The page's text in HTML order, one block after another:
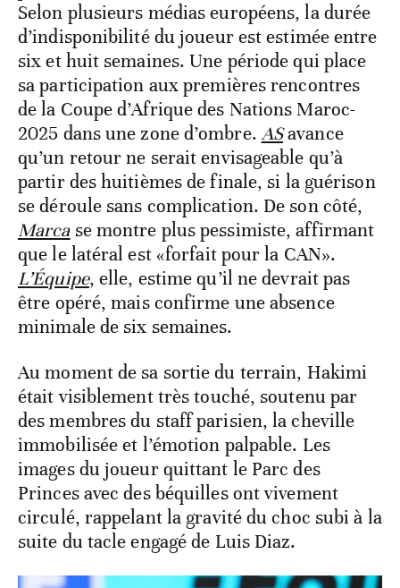
Selon plusieurs médias européens, la durée
d’indisponibilité du joueur est estimée entre
six et huit semaines. Une période qui place
sa participation aux premières rencontres
de la Coupe d’Afrique des Nations Maroc-
2025 dans une zone d’ombre.ASavance
qu’un retour ne serait envisageable qu’à
partir des huitièmes de finale, si la guérison
se déroule sans complication. De son côté,
Marcase montre plus pessimiste, affirmant
que le latéral est «forfait pour la CAN».
L’Équipe, elle, estime qu’il ne devrait pas
être opéré, mais confirme une absence
minimale de six semaines.
Au moment de sa sortie du terrain, Hakimi
était visiblement très touché, soutenu par
des membres du staff parisien, la cheville
immobilisée et l’émotion palpable. Les
images du joueur quittant le Parc des
Princes avec des béquilles ont vivement
circulé, rappelant la gravité du choc subi à la
suite du tacle engagé de Luis Diaz.